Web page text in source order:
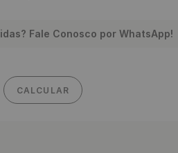
Fale Conosco por WhatsApp!
CALCULAR